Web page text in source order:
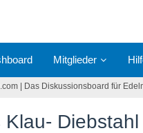
Mitglieder
| Das Diskussionsboard für
Klau-